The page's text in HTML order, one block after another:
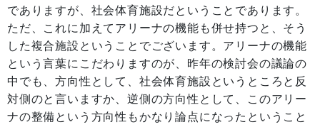
でありますが、社会体育施設だということであります。
ただ、これに加えてアリーナの機能も併せ持つと、そう
した複合施設ということでございます。アリーナの機能
という言葉にこだわりますのが、昨年の検討会の議論の
中でも、方向性として、社会体育施設というところと反
対側のと言いますか、逆側の方向性として、このアリー
ナの整備という方向性もかなり論点になったということ